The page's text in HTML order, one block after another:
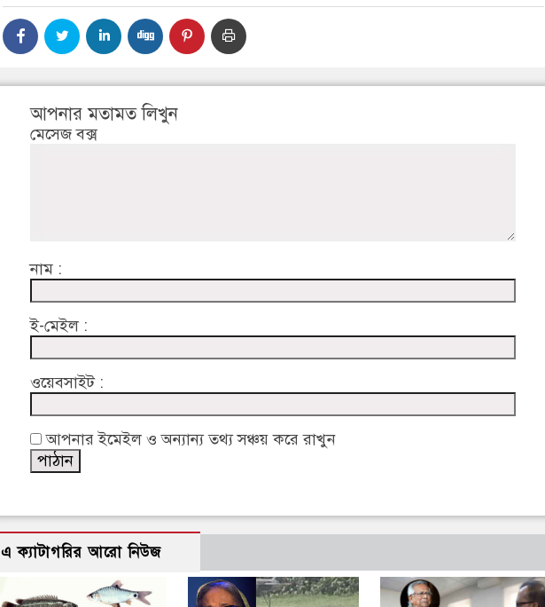
আপনার মতামত লিখুন
মেসেজ বক্স
নাম :
ই-মেইল :
ওয়েবসাইট :
আপনার ইমেইল ও অন্যান্য তথ্য সঞ্চয় করে রাখুন
এ ক্যাটাগরির আরো নিউজ